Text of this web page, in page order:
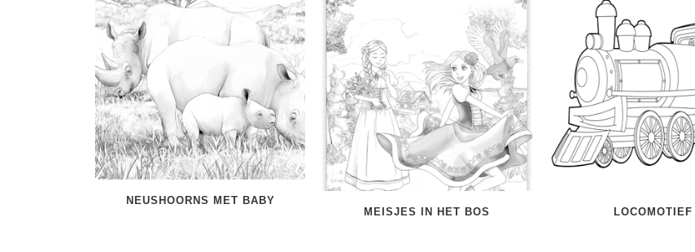
NEUSHOORNS MET BABY
MEISJES IN HET BOS
LOCOMOTIEF